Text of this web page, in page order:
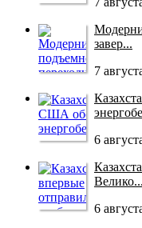
завер...
7
6
Велико...
6